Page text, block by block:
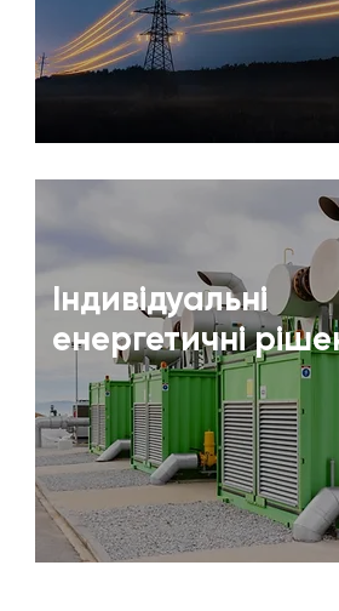
Індивідуальні
енергетичні